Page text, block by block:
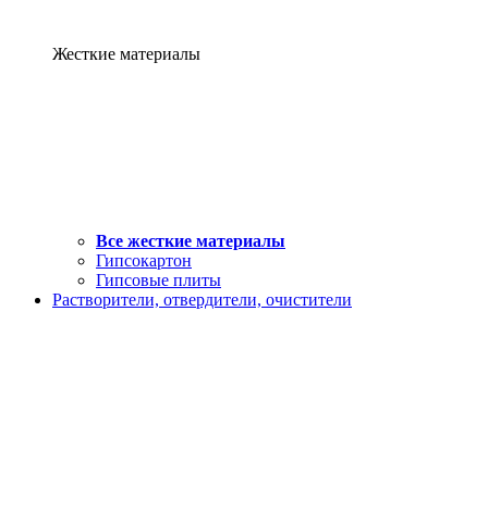
Жесткие материалы
Все жесткие материалы
Гипсокартон
Гипсовые плиты
Растворители, отвердители, очистители